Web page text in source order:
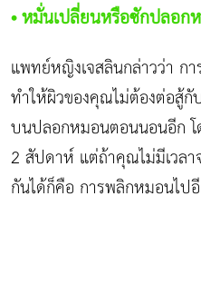
• หมั่นเปลี่ยนหรือซักปลอก
แพทย์หญิงเจสลินกล่าวว่า ก
ทำให้ผิวของคุณไม่ต้องต่อสู้กั
บนปลอกหมอนตอนนอนอีก
2 สัปดาห์ แต่ถ้าคุณไม่มีเวล
กันได้ก็คือ การพลิกหมอนไป